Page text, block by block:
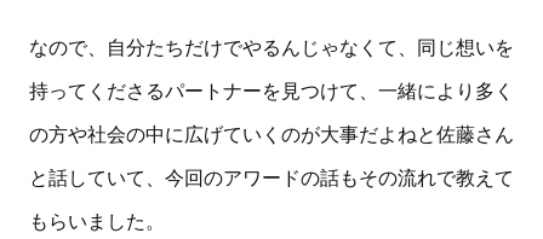
なので、自分たちだけでやるんじゃなくて、同じ想いを
持ってくださるパートナーを見つけて、一緒により多く
の方や社会の中に広げていくのが大事だよねと佐藤さん
と話していて、今回のアワードの話もその流れで教えて
もらいました。